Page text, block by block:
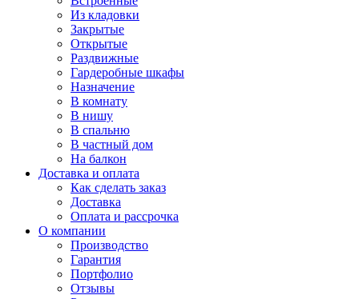
Из кладовки
Закрытые
Открытые
Раздвижные
Гардеробные шкафы
Назначение
В комнату
В нишу
В спальню
В частный дом
На балкон
Доставка и оплата
Как сделать заказ
Доставка
Оплата и рассрочка
О компании
Производство
Гарантия
Портфолио
Отзывы